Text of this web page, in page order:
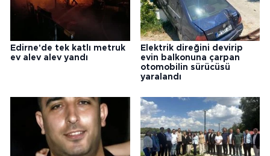
Edirne'de tek katlı metruk
ev alev alev yandı
Elektrik direğini devirip
evin balkonuna çarpan
otomobilin sürücüsü
yaralandı